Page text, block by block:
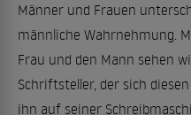
Männer und Frauen
männliche Wahrnehmung.
Frau und den Mann sehen
Schriftsteller, der sich
ihn auf seiner